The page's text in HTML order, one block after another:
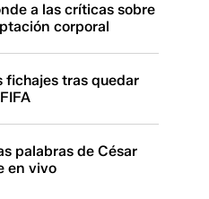
a las críticas sobre
corporal
fichajes tras quedar
palabras de César
en vivo